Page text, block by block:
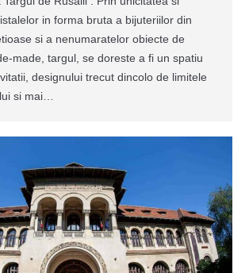
in forma bruta a bijuteriilor din
si a nenumaratelor obiecte de
made, targul, se doreste a fi un spatiu
designului trecut dincolo de limitele
si mai…